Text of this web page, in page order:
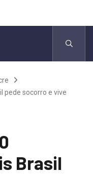
pede socorro e vive
Brasil